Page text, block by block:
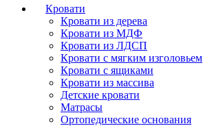
Кровати
Кровати из дерева
Кровати из МДФ
Кровати из ЛДСП
Кровати с мягким изголовьем
Кровати с ящиками
Кровати из массива
Детские кровати
Матрасы
Ортопедические основания